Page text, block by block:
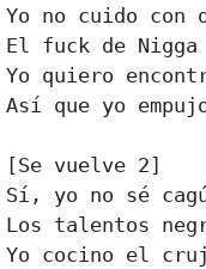
Yo no cuido con
El fuck de
Yo quiero
Así que yo
[Se vuelve 2]
Sí, yo no sé
Los talentos
Yo cocino el